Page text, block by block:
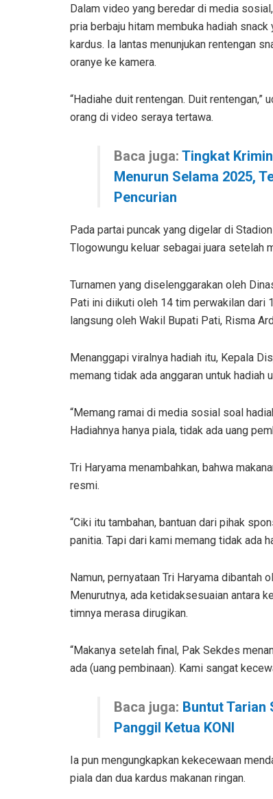
Dalam video yang beredar di media
pria berbaju hitam membuka hadiah snack
kardus. Ia lantas menunjukan rentengan
oranye ke kamera.
“Hadiahe duit rentengan. Duit rentengan,”
orang di video seraya tertawa.
Baca juga: Tingkat
Menurun Selama 2025,
Pencurian
Pada partai puncak yang digelar di
Tlogowungu keluar sebagai juara setelah
Turnamen yang diselenggarakan oleh
Pati ini diikuti oleh 14 tim perwakilan dari
langsung oleh Wakil Bupati Pati, Risma
Menanggapi viralnya hadiah itu, Kepala
memang tidak ada anggaran untuk hadiah
“Memang ramai di media sosial soal
Hadiahnya hanya piala, tidak ada uang
Tri Haryama menambahkan, bahwa
resmi.
“Ciki itu tambahan, bantuan dari pihak
panitia. Tapi dari kami memang tidak ada
Namun, pernyataan Tri Haryama dibantah
Menurutnya, ada ketidaksesuaian antara
timnya merasa dirugikan.
“Makanya setelah final, Pak Sekdes
ada (uang pembinaan). Kami sangat
Baca juga: Buntut Tarian
Panggil Ketua KONI
Ia pun mengungkapkan kekecewaan
piala dan dua kardus makanan ringan.